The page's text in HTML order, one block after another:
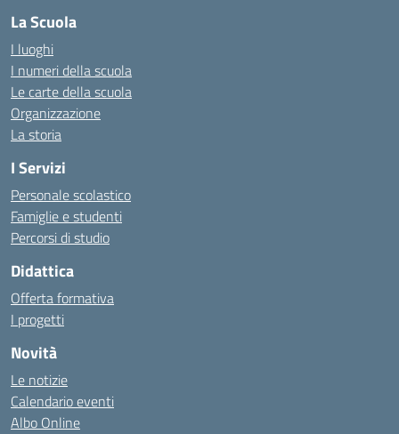
La Scuola
I luoghi
I numeri della scuola
Le carte della scuola
Organizzazione
La storia
I Servizi
Personale scolastico
Famiglie e studenti
Percorsi di studio
Didattica
Offerta formativa
I progetti
Novità
Le notizie
Calendario eventi
Albo Online